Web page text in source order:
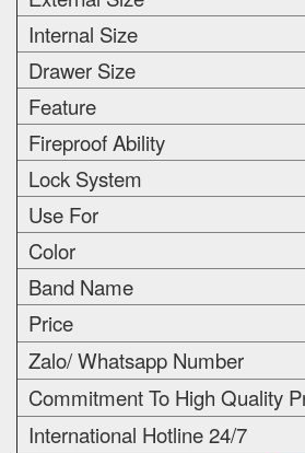
Internal Size
Drawer Size
Feature
Fireproof Ability
Lock System
Use For
Color
Band Name
Price
Zalo/ Whatsapp Number
Commitment To High Quality
International Hotline 24/7